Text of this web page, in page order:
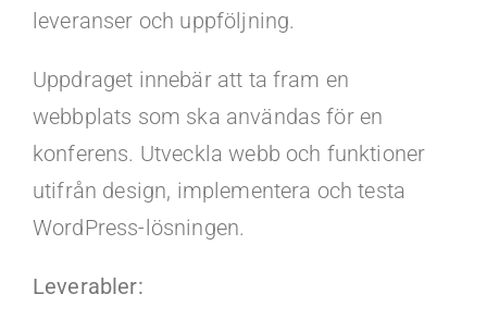
leveranser och uppföljning.
Uppdraget innebär att ta fram en
webbplats som ska användas för en
konferens. Utveckla webb och funktioner
utifrån design, implementera och testa
WordPress-lösningen.
Leverabler: